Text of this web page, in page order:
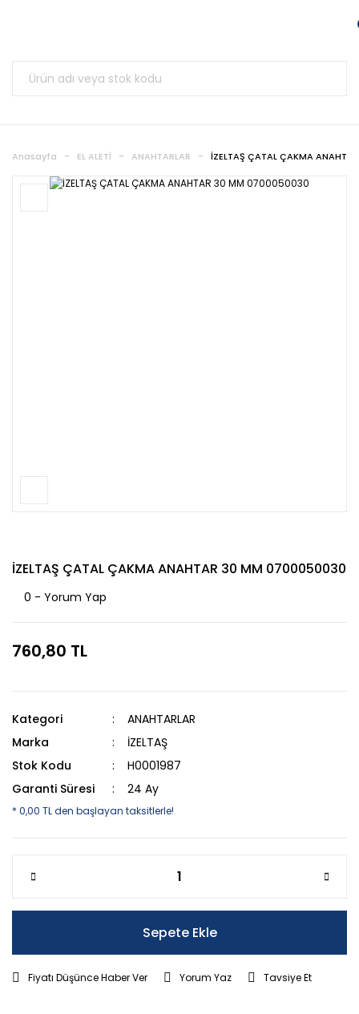
Anasayfa EL ALETİ ANAHTARLAR İZELTAŞ ÇATAL ÇAKMA
İZELTAŞ ÇATAL ÇAKMA ANAHTAR 30 MM 0700050030
0 - Yorum Yap
760,80 TL
Kategori
ANAHTARLAR
Marka
İZELTAŞ
Stok Kodu
H0001987
Garanti Süresi
24 Ay
* 0,00 TL den başlayan taksitlerle!
Sepete Ekle
Fiyatı Düşünce Haber Ver Yorum Yaz Tavsiye Et